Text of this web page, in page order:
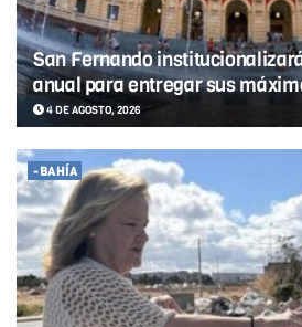
San Fernando
anual para entregar sus
4 DE AGOSTO, 2026
-BAHÍA